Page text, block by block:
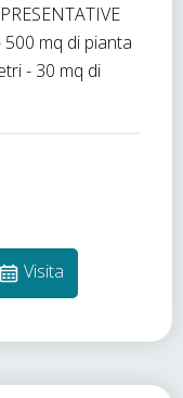
mq di pianta
- 30 mq di
Visita